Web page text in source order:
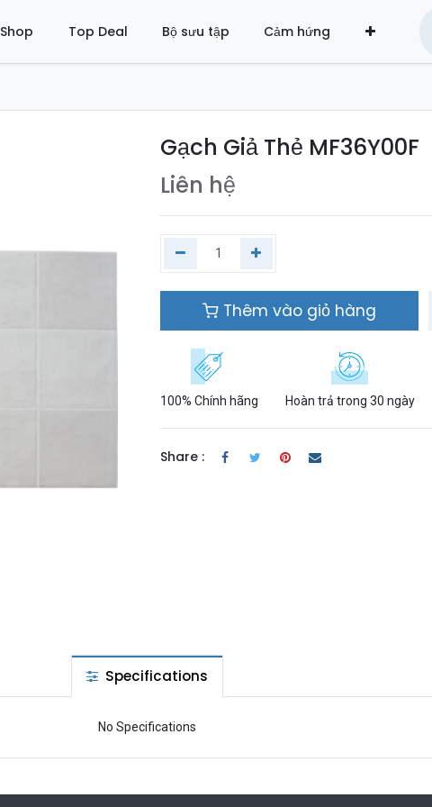
Shop Top Deal Bộ sưu tập Cảm hứng
Gạch Giả Thẻ MF36Y00F
Liên hệ
Thêm vào giỏ hàng
100% Chính hãng Hoàn trả trong 30 ngày
Share :
Specifications
No Specifications